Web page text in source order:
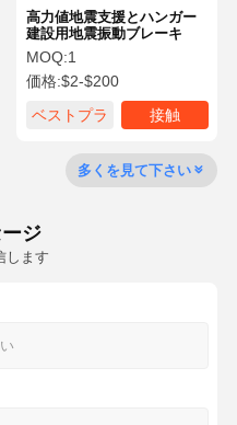
高力値地震支援とハンガー
建設用地震振動ブレーキ
MOQ:1
価格:$2-$200
ベストプラ
接触
多くを見て下さい
ジ
します